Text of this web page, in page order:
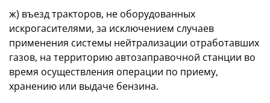
ж) въезд тракторов, не оборудованных
искрогасителями, за исключением случаев
применения системы нейтрализации отработавших
газов, на территорию автозаправочной станции во
время осуществления операции по приему,
хранению или выдаче бензина.